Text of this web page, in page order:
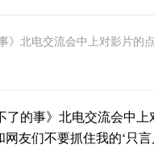
》北电交流会中上对影片的
的事》北电交流会中
友们不要抓住我的‘只